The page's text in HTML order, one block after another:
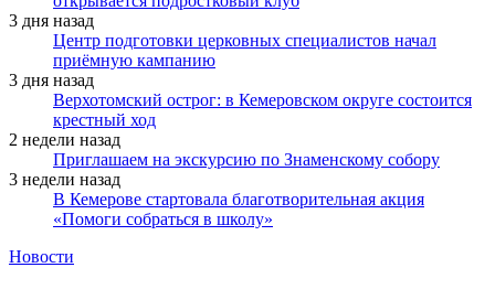
3 дня назад
Центр подготовки церковных специалистов начал
приёмную кампанию
3 дня назад
Верхотомский острог: в Кемеровском округе состоится
крестный ход
2 недели назад
Приглашаем на экскурсию по Знаменскому собору
3 недели назад
В Кемерове стартовала благотворительная акция
«Помоги собраться в школу»
Новости